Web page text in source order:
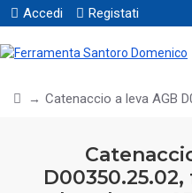
Accedi Registati
Catenaccio a leva AGB